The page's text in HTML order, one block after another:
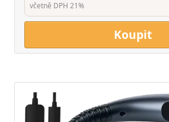
včetně DPH 21%
Koupit